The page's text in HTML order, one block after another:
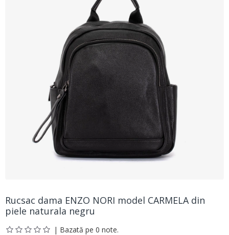
Rucsac dama ENZO NORI model CARMELA din
piele naturala negru
| Bazată pe 0 note.